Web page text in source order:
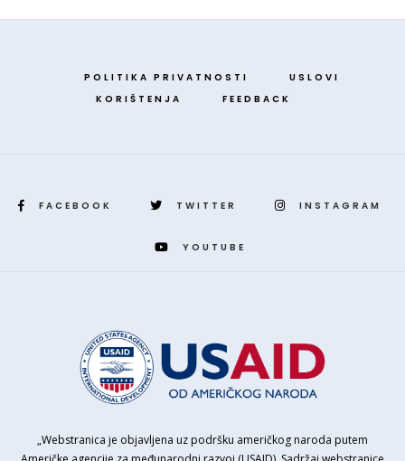
POLITIKA PRIVATNOSTI
USLOVI
KORIŠTENJA
FEEDBACK
FACEBOOK TWITTER INSTAGRAM
YOUTUBE
„Webstranica je objavljena uz podršku američkog naroda putem